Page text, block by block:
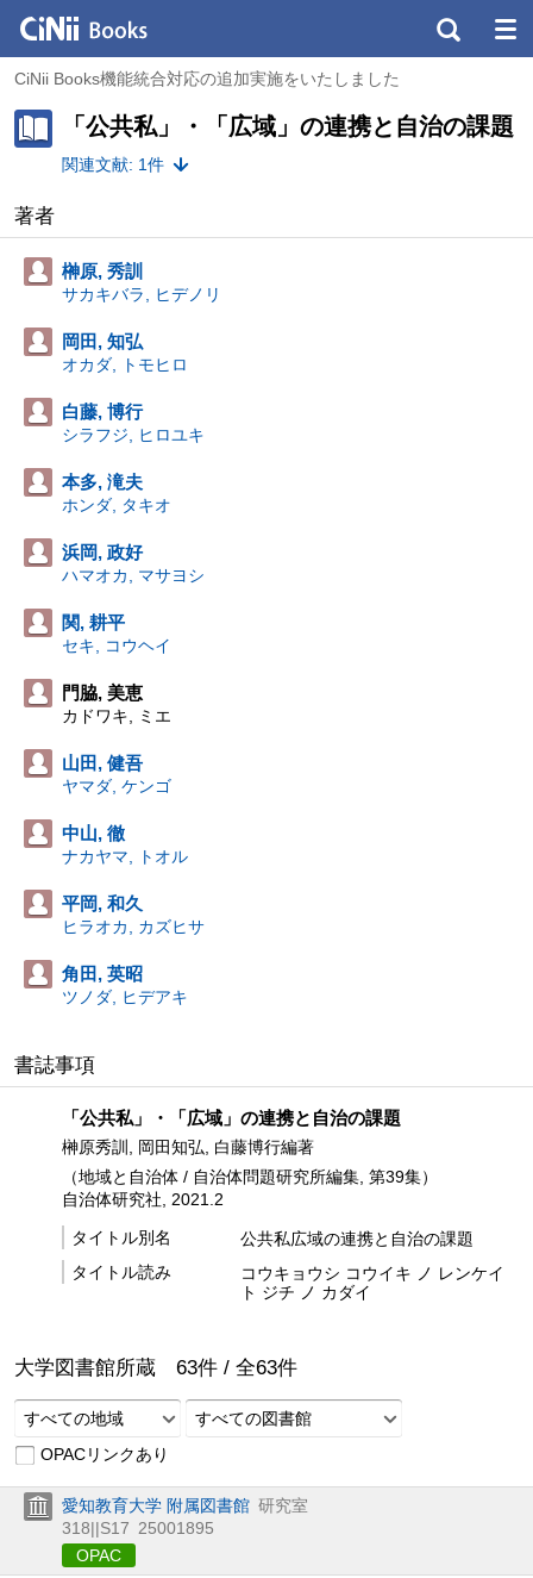
CiNii Books機能統合対応の追加実施をいたしました
「公共私」・「広域」の連携と自治の課題
関連文献: 1件
著者
榊原, 秀訓
サカキバラ, ヒデノリ
岡田, 知弘
オカダ, トモヒロ
白藤, 博行
シラフジ, ヒロユキ
本多, 滝夫
ホンダ, タキオ
浜岡, 政好
ハマオカ, マサヨシ
関, 耕平
セキ, コウヘイ
門脇, 美恵
カドワキ, ミエ
山田, 健吾
ヤマダ, ケンゴ
中山, 徹
ナカヤマ, トオル
平岡, 和久
ヒラオカ, カズヒサ
角田, 英昭
ツノダ, ヒデアキ
書誌事項
「公共私」・「広域」の連携と自治の課題
榊原秀訓, 岡田知弘, 白藤博行編著
（地域と自治体 / 自治体問題研究所編集, 第39集）
自治体研究社, 2021.2
タイトル別名
公共私広域の連携と自治の課題
タイトル読み
コウキョウシ コウイキ ノ レンケイ
ト ジチ ノ カダイ
大学図書館所蔵 63件 / 全63件
すべての地域
すべての図書館
OPACリンクあり
愛知教育大学 附属図書館 研究室
318||S17 25001895
OPAC